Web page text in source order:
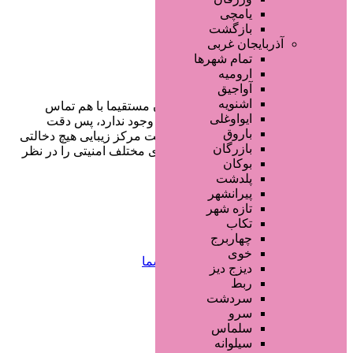
یامچی
بازگشت
آذربایجان غربی
تمام شهر‌ها
ارومیه
آواجیق
اشنویه
ایواوغلی
باروق
بازرگان
بوکان
پلدشت
پیرانشهر
تازه شهر
تکاب
چهاربرج
خوی
دیزج دیز
ربط
سردشت
سرو
سلماس
سیلوانه
در سایت تبلیغاتی مرکز زیبایی کاربران مستقیما با هم تماس
می‌گیرند و هیچ واسطه‌ای در این میان وجود ندارد، پس دقت
فرمایید که در خرید و فروشِ شما سایت مرکز زیبایی هیچ دخالتی
نداشته و کاربران باید خودشان جنبه‌های مختلف امنیتی را در نظر
دسترسی سریع
صفحه اختصاصی کسب و کار شما
ثبت آگهی انبوه تبلیغاتی
سفارش رپورتاژ آگهی
طراحی سایت : ققنوس پارس